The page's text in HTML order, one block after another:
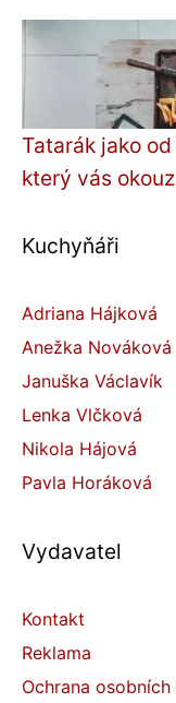
Tatarák jako
který vás
Kuchyňáři
Adriana Hájková
Anežka Nováková
Januška Václavík
Lenka Vlčková
Nikola Hájová
Pavla Horáková
Vydavatel
Kontakt
Reklama
Ochrana osobních